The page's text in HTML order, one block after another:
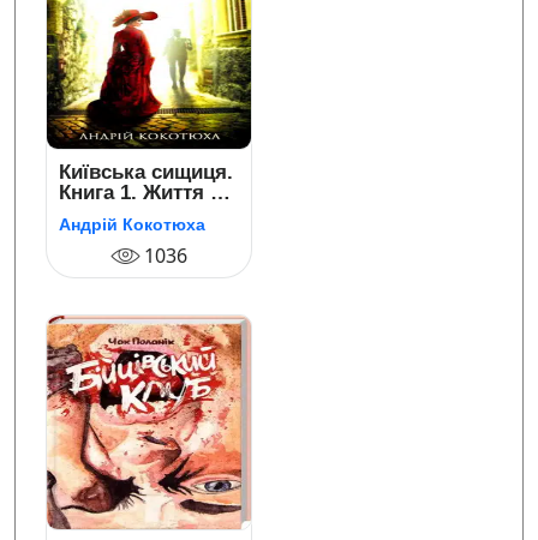
Київська сищиця.
Книга 1. Життя на
карту
Андрій Кокотюха
1036